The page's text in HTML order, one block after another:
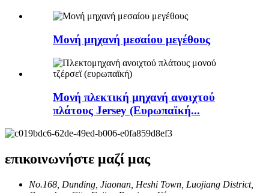
Μονή μηχανή μεσαίου μεγέθους
Μονή πλεκτική μηχανή ανοιχτού
πλάτους Jersey (Ευρωπαϊκή...
επικοινωνήστε μαζί μας
No.168, Dunding, Jiaonan, Heshi Town, Luojiang District,